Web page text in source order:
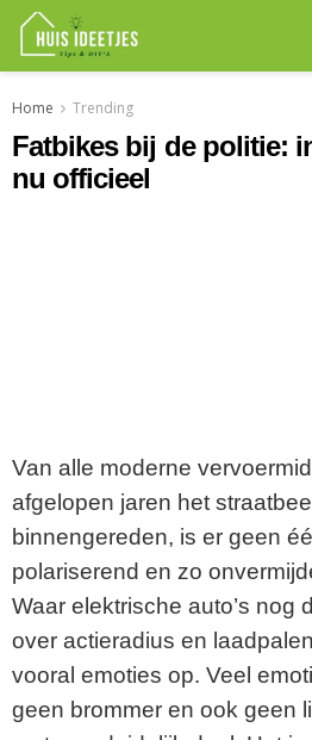
Home Trending
Fatbikes bij de politie:
nu officieel
Van alle moderne
afgelopen jaren het
binnengereden, is er geen
polariserend en zo
Waar elektrische auto’s nog
over actieradius en
vooral emoties op. Veel
geen brommer en ook geen